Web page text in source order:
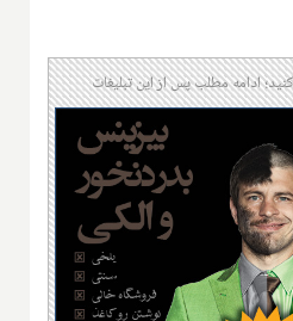
ادامه مطلب پس از این تبلیغات